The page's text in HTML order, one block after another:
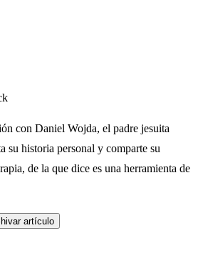
con Daniel Wojda, el padre jesuita
su historia personal y comparte su
de la que dice es una herramienta de
artículo